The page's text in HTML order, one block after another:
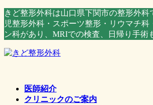
コ
ン
テ
ツ
ナ
ビ
ゲ
シ
きど整形外科は山口県下関市の整形外科
児整形外科・スポーツ整形・リウマチ科
ン科があり、MRIでの検査、日帰り手術
医師紹介
クリニックのご案内